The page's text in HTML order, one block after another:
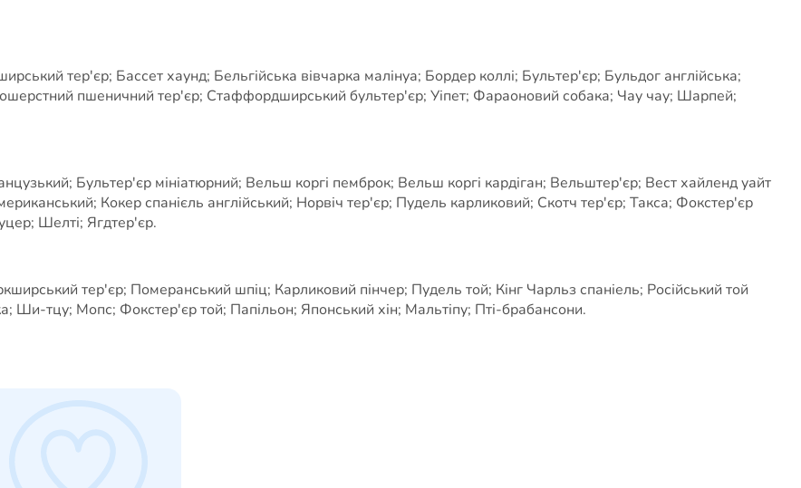
тер'єр; Бассет хаунд; Бельгійська вівчарка малінуа; Бордер коллі; Бультер'єр; Бульдог англійська;
пшеничний тер'єр; Стаффордширський бультер'єр; Уіпет; Фараоновий собака; Чау чау; Шарпей;
Бультер'єр мініатюрний; Вельш коргі пемброк; Вельш коргі кардіган; Вельштер'єр; Вест хайленд уайт
Кокер спанієль англійський; Норвіч тер'єр; Пудель карликовий; Скотч тер'єр; Такса; Фокстер'єр
Шелті; Ягдтер'єр.
тер'єр; Померанський шпіц; Карликовий пінчер; Пудель той; Кінг Чарльз спаніель; Російський той
Ши-тцу; Мопс; Фокстер'єр той; Папільон; Японський хін; Мальтіпу; Пті-брабансони.